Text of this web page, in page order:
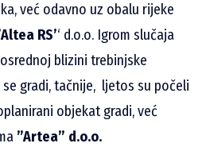
već odavno uz obalu rijeke
RS’‘ d.o.o. Igrom slučaja
blizini trebinjske
se gradi, tačnije, ljetos su počeli
objekat gradi, već
”Artea” d.o.o.